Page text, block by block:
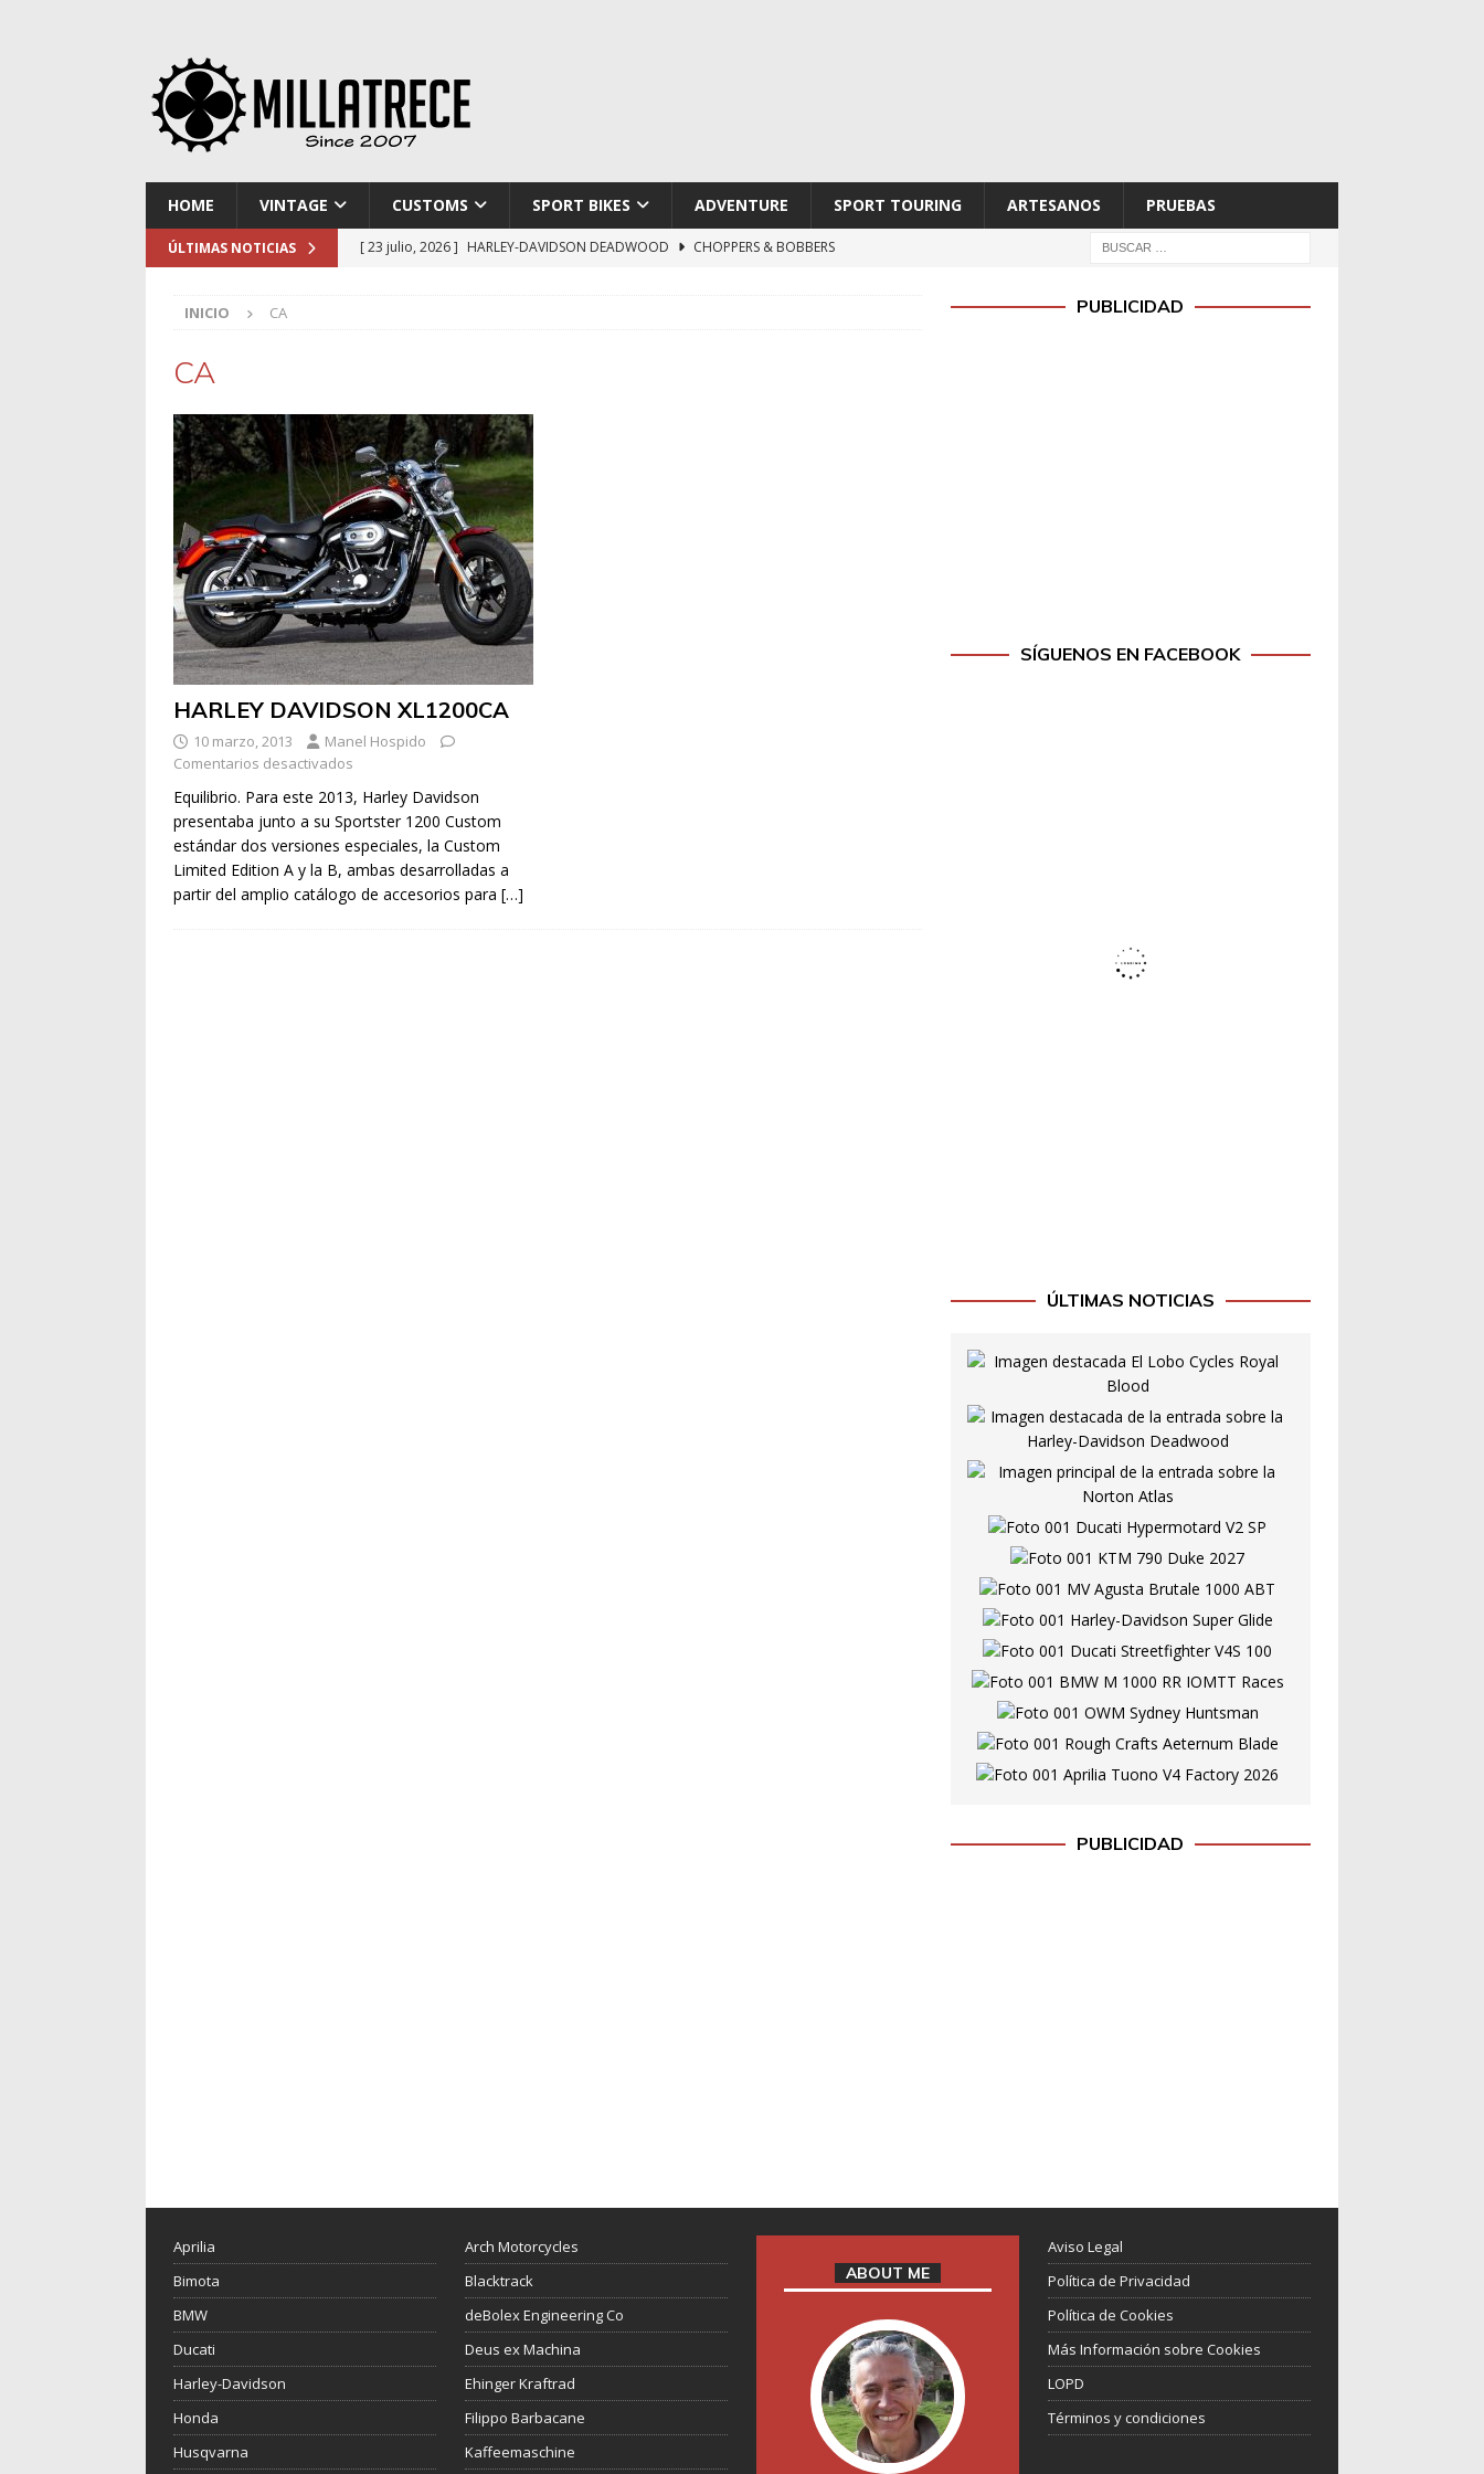
HOME VINTAGE CUSTOMS SPORT BIKES ADVENTURE SPORT TOURING ARTESANOS PRUEBAS
ÚLTIMAS NOTICIAS [ 23 julio, 2026 ] HARLEY-DAVIDSON DEADWOOD
CHOPPERS & BOBBERS
INICIO CA
CA
HARLEY DAVIDSON XL1200CA
10 marzo, 2013
Manel Hospido
Comentarios desactivados
Equilibrio. Para este 2013, Harley Davidson
presentaba junto a su Sportster 1200 Custom
estándar dos versiones especiales, la Custom
Limited Edition A y la B, ambas desarrolladas a
partir del amplio catálogo de accesorios para […]
PUBLICIDAD
SÍGUENOS EN FACEBOOK
ÚLTIMAS NOTICIAS
PUBLICIDAD
Aprilia
Bimota
BMW
Ducati
Harley-Davidson
Honda
Husqvarna
Arch Motorcycles
Blacktrack
deBolex Engineering Co
Deus ex Machina
Ehinger Kraftrad
Filippo Barbacane
Kaffeemaschine
ABOUT ME
Aviso Legal
Política de Privacidad
Política de Cookies
Más Información sobre Cookies
LOPD
Términos y condiciones